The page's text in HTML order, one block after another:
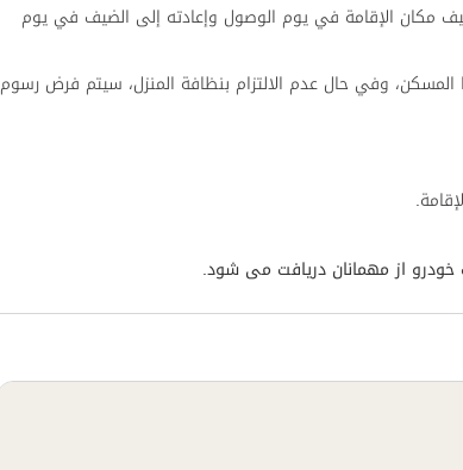
مكان الإقامة في يوم الوصول وإعادته إلى الضيف في يوم
وفي حال عدم الالتزام بنظافة المنزل، سيتم فرض رسوم
از مهمانان دریافت می شود.